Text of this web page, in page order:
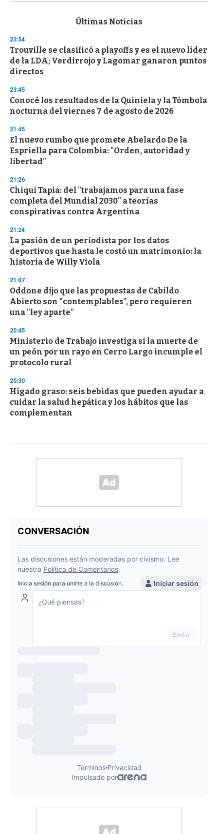
s
d
s
o
f
3
s
e
c
o
d
s
Últimas Noticias
23:54
Trouville se clasificó a playoffs y es el nuevo líder
de la LDA; Verdirrojo y Lagomar ganaron puntos
directos
23:45
Conocé los resultados de la Quiniela y la Tómbola
nocturna del viernes 7 de agosto de 2026
21:45
El nuevo rumbo que promete Abelardo De la
Espriella para Colombia: "Orden, autoridad y
libertad"
21:26
Chiqui Tapia: del "trabajamos para una fase
completa del Mundial 2030" a teorías
conspirativas contra Argentina
21:24
La pasión de un periodista por los datos
deportivos que hasta le costó un matrimonio: la
historia de Willy Viola
21:07
Oddone dijo que las propuestas de Cabildo
Abierto son "contemplables", pero requieren
una "ley aparte"
20:45
Ministerio de Trabajo investiga si la muerte de
un peón por un rayo en Cerro Largo incumple el
protocolo rural
20:30
Hígado graso: seis bebidas que pueden ayudar a
cuidar la salud hepática y los hábitos que las
complementan